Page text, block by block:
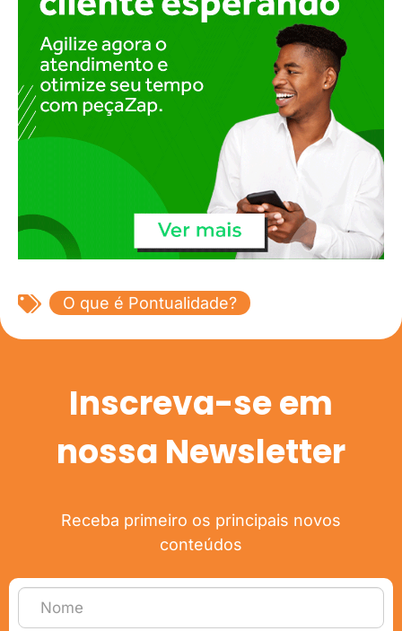
O que é Pontualidade?
Inscreva-se em
nossa Newsletter
Receba primeiro os principais novos
conteúdos